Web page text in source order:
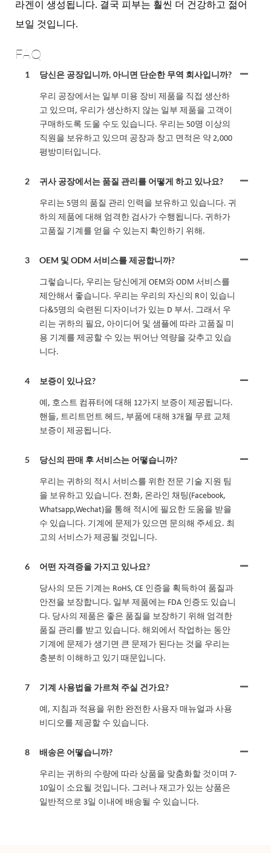
라겐이 생성됩니다. 결국 피부는 훨씬 더 건강하고 젊어
보일 것입니다.
FAQ
1 당신은 공장입니까, 아니면 단순한 무역 회사입니까?
우리 공장에서는 일부 미용 장비 제품을 직접 생산하
고 있으며, 우리가 생산하지 않는 일부 제품을 고객이
구매하도록 도울 수도 있습니다. 우리는 50명 이상의
직원을 보유하고 있으며 공장과 창고 면적은 약 2,000
평방미터입니다.
2 귀사 공장에서는 품질 관리를 어떻게 하고 있나요?
우리는 5명의 품질 관리 인력을 보유하고 있습니다. 귀
하의 제품에 대해 엄격한 검사가 수행됩니다. 귀하가
고품질 기계를 얻을 수 있는지 확인하기 위해.
3 OEM 및 ODM 서비스를 제공합니까?
그렇습니다, 우리는 당신에게 OEM와 ODM 서비스를
제안해서 좋습니다. 우리는 우리의 자신의 R이 있습니
다&5명의 숙련된 디자이너가 있는 D 부서. 그래서 우
리는 귀하의 필요, 아이디어 및 샘플에 따라 고품질 미
용 기계를 제공할 수 있는 뛰어난 역량을 갖추고 있습
니다.
4 보증이 있나요?
예, 호스트 컴퓨터에 대해 12가지 보증이 제공됩니다.
핸들, 트리트먼트 헤드, 부품에 대해 3개월 무료 교체
보증이 제공됩니다.
5 당신의 판매 후 서비스는 어떻습니까?
우리는 귀하의 적시 서비스를 위한 전문 기술 지원 팀
을 보유하고 있습니다. 전화, 온라인 채팅(Facebook,
Whatsapp,Wechat)을 통해 적시에 필요한 도움을 받을
수 있습니다. 기계에 문제가 있으면 문의해 주세요. 최
고의 서비스가 제공될 것입니다.
6 어떤 자격증을 가지고 있나요?
당사의 모든 기계는 RoHS, CE 인증을 획득하여 품질과
안전을 보장합니다. 일부 제품에는 FDA 인증도 있습니
다. 당사의 제품은 좋은 품질을 보장하기 위해 엄격한
품질 관리를 받고 있습니다. 해외에서 작업하는 동안
기계에 문제가 생기면 큰 문제가 된다는 것을 우리는
충분히 이해하고 있기 때문입니다.
7 기계 사용법을 가르쳐 주실 건가요?
예, 지침과 적용을 위한 완전한 사용자 매뉴얼과 사용
비디오를 제공할 수 있습니다.
8 배송은 어떻습니까?
우리는 귀하의 수량에 따라 상품을 맞춤화할 것이며 7-
10일이 소요될 것입니다. 그러나 재고가 있는 상품은
일반적으로 3일 이내에 배송될 수 있습니다.